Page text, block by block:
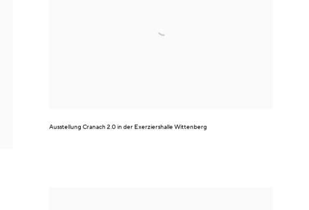
Ausstellung Cranach 2.0in der Exerziershalle Wittenberg